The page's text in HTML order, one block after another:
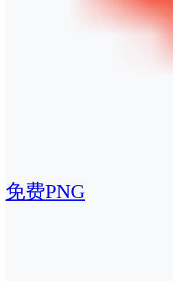
免费PNG